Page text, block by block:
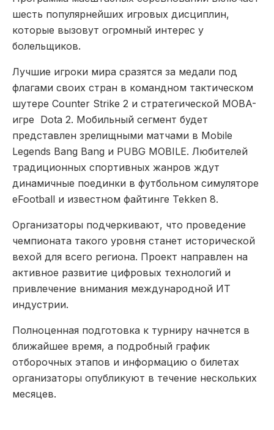
шесть популярнейших игровых дисциплин,
которые вызовут огромный интерес у
болельщиков.
Лучшие игроки мира сразятся за медали под
флагами своих стран в командном тактическом
шутере Counter Strike 2 и стратегической MOBA-
игре Dota 2. Мобильный сегмент будет
представлен зрелищными матчами в Mobile
Legends Bang Bang и PUBG MOBILE. Любителей
традиционных спортивных жанров ждут
динамичные поединки в футбольном симуляторе
eFootball и известном файтинге Tekken 8.
Организаторы подчеркивают, что проведение
чемпионата такого уровня станет исторической
вехой для всего региона. Проект направлен на
активное развитие цифровых технологий и
привлечение внимания международной ИТ
индустрии.
Полноценная подготовка к турниру начнется в
ближайшее время, а подробный график
отборочных этапов и информацию о билетах
организаторы опубликуют в течение нескольких
месяцев.